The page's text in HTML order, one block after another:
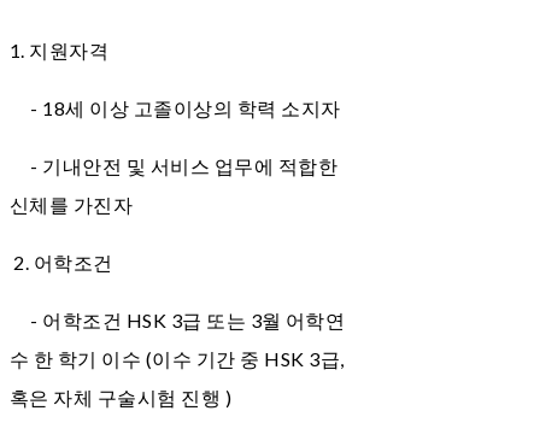
1. 지원자격
- 18세 이상 고졸이상의 학력 소지자
- 기내안전 및 서비스 업무에 적합한
신체를 가진자
2. 어학조건
- 어학조건 HSK 3급 또는 3월 어학연
수 한 학기 이수 (이수 기간 중 HSK 3급,
혹은 자체 구술시험 진행 )